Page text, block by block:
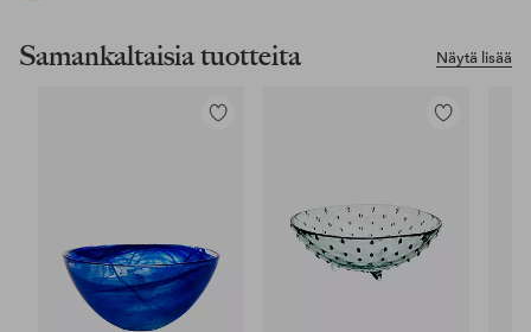
Näytä lisää
Samankaltaisia tuotteita
Lisää
Lisää